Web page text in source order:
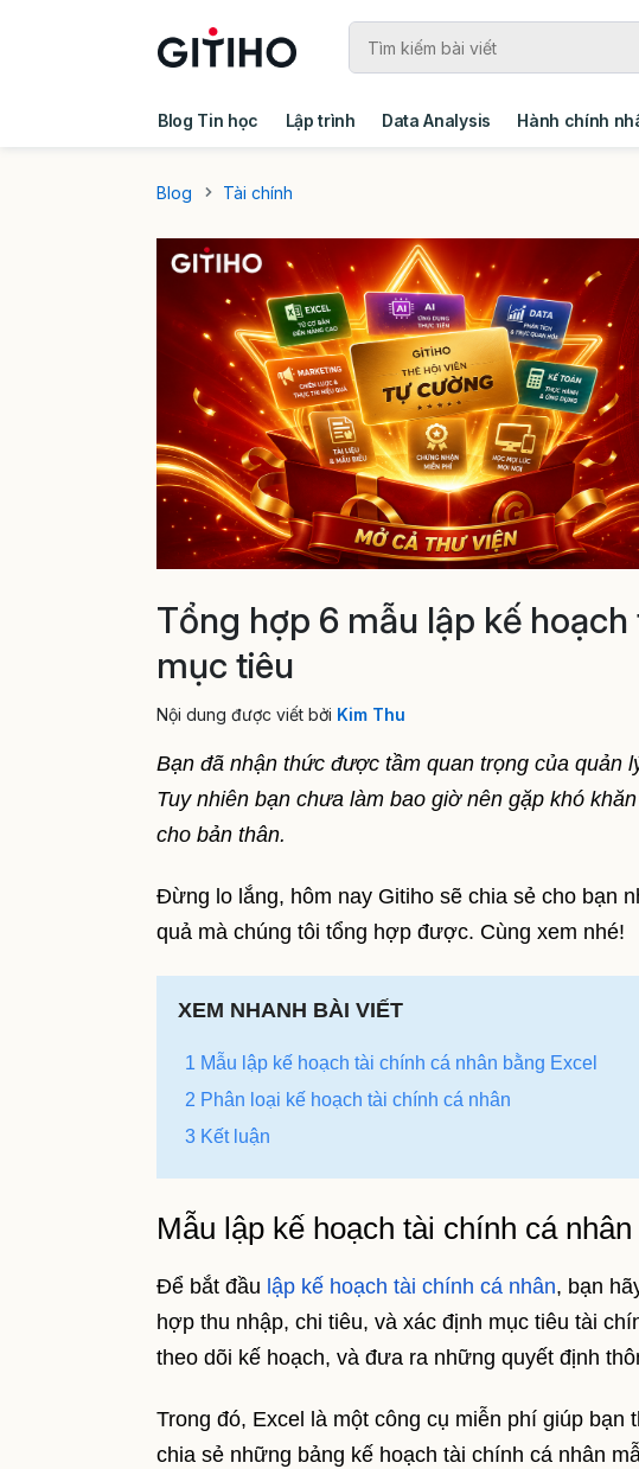
Blog Tin học Lập trình Data Analysis Hành chính
Blog
Tài chính
Tổng hợp 6 mẫu lập kế
mục tiêu
Nội dung được viết bởi Kim Thu
Bạn đã nhận thức được tầm quan trọng của quản
Tuy nhiên bạn chưa làm bao giờ nên gặp khó
cho bản thân.
Đừng lo lắng, hôm nay Gitiho sẽ chia sẻ cho bạn
quả mà chúng tôi tổng hợp được. Cùng xem nhé!
XEM NHANH BÀI VIẾT
1 Mẫu lập kế hoạch tài chính cá nhân bằng Excel
2 Phân loại kế hoạch tài chính cá nhân
3 Kết luận
Mẫu lập kế hoạch tài chính cá
Để bắt đầu lập kế hoạch tài chính cá nhân, bạn
hợp thu nhập, chi tiêu, và xác định mục tiêu tài
theo dõi kế hoạch, và đưa ra những quyết định
Trong đó, Excel là một công cụ miễn phí giúp
chia sẻ những bảng kế hoạch tài chính cá nhân